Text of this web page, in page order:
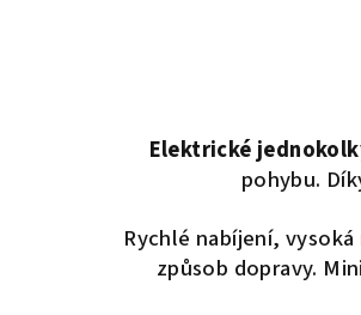
Elektrické
pohybu.
Rychlé nabíjení,
způsob dopravy.